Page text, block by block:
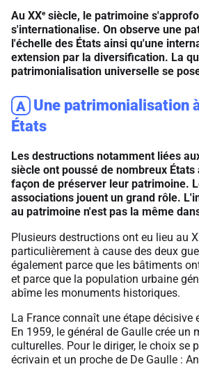
Au XXesiècle, le patrimoine
s'internationalise. On observe une
l'échelle des États ainsi qu'une
extension par la diversification. La
patrimonialisation universelle se
A Une patrimonialisation
États
Les destructions notamment liées
siècle ont poussé de nombreux
façon de préserver leur patrimoine.
associations jouent un grand rôle.
au patrimoine n'est pas la même
Plusieurs destructions ont eu lieu au
particulièrement à cause des deux
également parce que les bâtiments
et parce que la population urbaine
abîme les monuments historiques.
La France connaît une étape décisive
En 1959, le général de Gaulle crée un
culturelles. Pour le diriger, le choix se
écrivain et un proche de De Gaulle :